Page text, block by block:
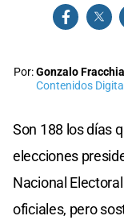
Por:Gonzalo Fracchia
Contenidos
Son 188 los días
elecciones
Nacional
oficiales, pero